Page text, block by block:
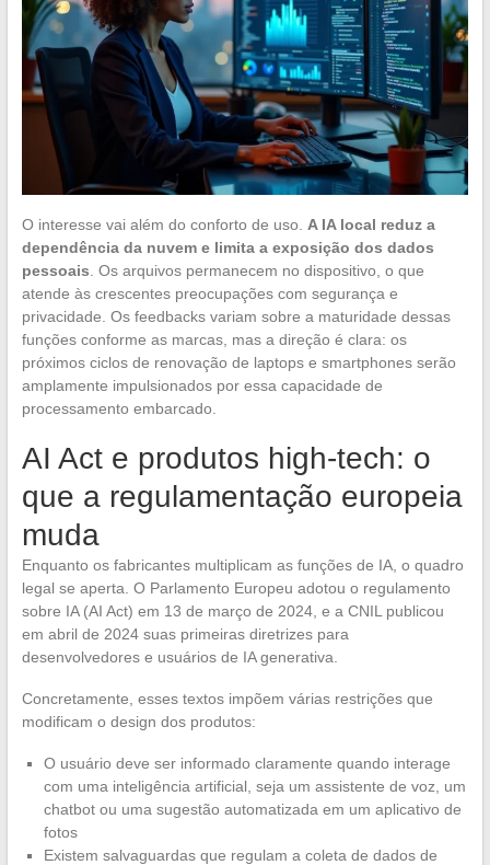
O interesse vai além do conforto de uso. A IA local reduz a
dependência da nuvem e limita a exposição dos dados
pessoais. Os arquivos permanecem no dispositivo, o que
atende às crescentes preocupações com segurança e
privacidade. Os feedbacks variam sobre a maturidade dessas
funções conforme as marcas, mas a direção é clara: os
próximos ciclos de renovação de laptops e smartphones serão
amplamente impulsionados por essa capacidade de
processamento embarcado.
AI Act e produtos high-tech: o
que a regulamentação europeia
muda
Enquanto os fabricantes multiplicam as funções de IA, o quadro
legal se aperta. O Parlamento Europeu adotou o regulamento
sobre IA (AI Act) em 13 de março de 2024, e a CNIL publicou
em abril de 2024 suas primeiras diretrizes para
desenvolvedores e usuários de IA generativa.
Concretamente, esses textos impõem várias restrições que
modificam o design dos produtos:
O usuário deve ser informado claramente quando interage
com uma inteligência artificial, seja um assistente de voz, um
chatbot ou uma sugestão automatizada em um aplicativo de
fotos
Existem salvaguardas que regulam a coleta de dados de